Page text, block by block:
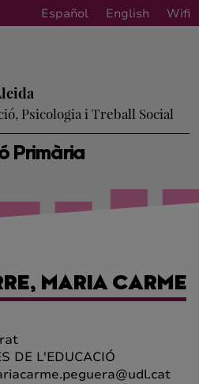
Español English Wifi
Primària
Psicologia i Treball Social
MARIA CARME
DE L'EDUCACIÓ